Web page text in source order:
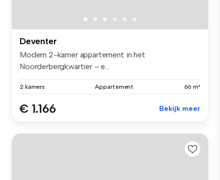
Deventer
Modern 2-kamer appartement in het
Noorderbergkwartier – e...
2 kamers Appartement 66 m²
€ 1.166 Bekijk meer